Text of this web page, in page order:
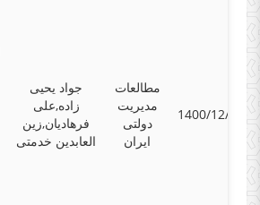
جواد یحیی
زاده,علی
فرهادیان,زین
العابدین خدمتی
مطالعات
مدیریت
دولتی
ایران
1400/12/22